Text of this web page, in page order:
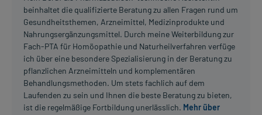
beinhaltet die qualifizierte Beratung zu allen Fragen rund um
Gesundheitsthemen, Arzneimittel, Medizinprodukte und
Nahrungsergänzungsmittel. Durch meine Weiterbildung zur
Fach-PTA für Homöopathie und Naturheilverfahren verfüge
ich über eine besondere Spezialisierung in der Beratung zu
pflanzlichen Arzneimitteln und komplementären
Behandlungsmethoden. Um stets fachlich auf dem
Laufenden zu sein und Ihnen die beste Beratung zu bieten,
ist die regelmäßige Fortbildung unerlässlich. Mehr über